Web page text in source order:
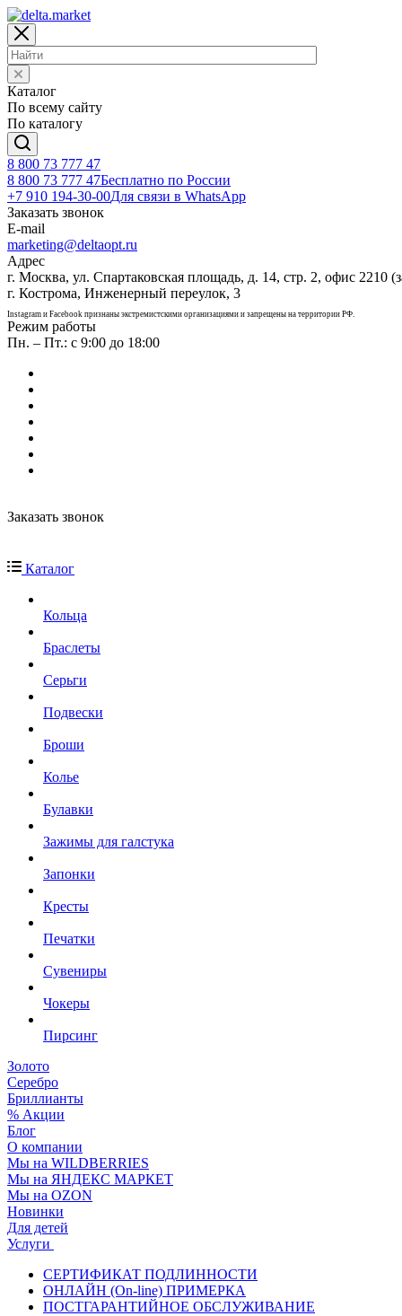
Каталог
По всему сайту
По каталогу
8 800 73 777 47
8 800 73 777 47Бесплатно по России
+7 910 194-30-00Для связи в WhatsApp
Заказать звонок
E-mail
marketing@deltaopt.ru
Адрес
г. Москва, ул. Спартаковская площадь, д. 14, стр. 2, офис 2210
г. Кострома, Инженерный переулок, 3
Instagram и Facebook признаны экстремистскими организациями и запрещены на территории РФ.
Режим работы
Пн. – Пт.: с 9:00 до 18:00
Заказать звонок
Каталог
Кольца
Браслеты
Серьги
Подвески
Броши
Колье
Булавки
Зажимы для галстука
Запонки
Кресты
Печатки
Сувениры
Чокеры
Пирсинг
Золото
Серебро
Бриллианты
% Акции
Блог
О компании
Мы на WILDBERRIES
Мы на ЯНДЕКС МАРКЕТ
Мы на OZON
Новинки
Для детей
Услуги
СЕРТИФИКАТ ПОДЛИННОСТИ
ОНЛАЙН (On-line) ПРИМЕРКА
ПОСТГАРАНТИЙНОЕ ОБСЛУЖИВАНИЕ